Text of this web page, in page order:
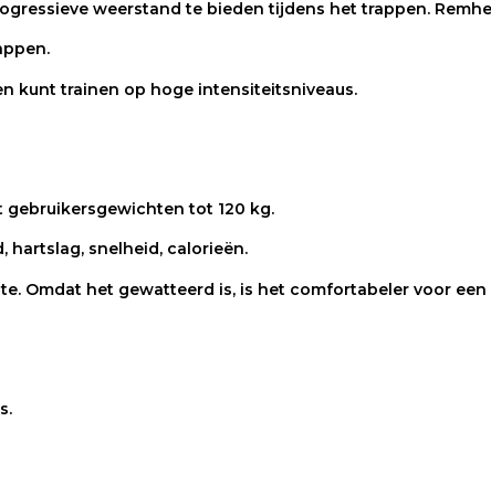
weerstand te bieden tijdens het trappen.
kunt trainen op hoge intensiteitsniveaus.
gebruikersgewichten tot 120 kg.
hartslag, snelheid, calorieën.
Omdat het gewatteerd is, is het comfortabeler voor een